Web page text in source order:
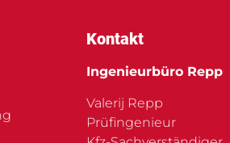
Kontakt
Ingenieurbüro Repp
Valerij Repp
Prüfingenieur